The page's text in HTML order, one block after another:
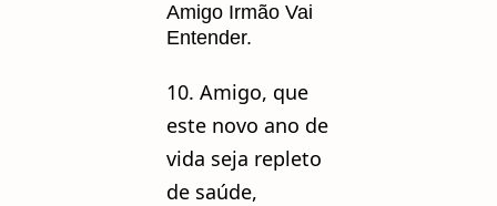
Amigo Irmão Vai
Entender.
10. Amigo, que
este novo ano de
vida seja repleto
de saúde,